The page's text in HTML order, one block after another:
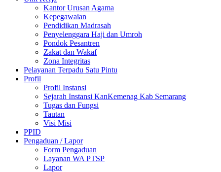
Kantor Urusan Agama
Kepegawaian
Pendidikan Madrasah
Penyelenggara Haji dan Umroh
Pondok Pesantren
Zakat dan Wakaf
Zona Integritas
Pelayanan Terpadu Satu Pintu
Profil
Profil Instansi
Sejarah Instansi KanKemenag Kab Semarang
Tugas dan Fungsi
Tautan
Visi Misi
PPID
Pengaduan / Lapor
Form Pengaduan
Layanan WA PTSP
Lapor